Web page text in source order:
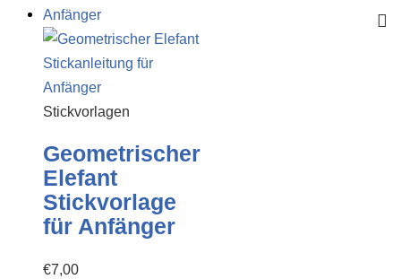
Stickvorlagen
Geometrischer
Elefant
Stickvorlage
für Anfänger
€7,00